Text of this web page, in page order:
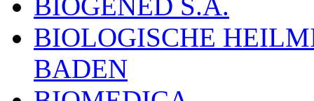
BIOGENED S.A.
BIOLOGISCHE
BADEN